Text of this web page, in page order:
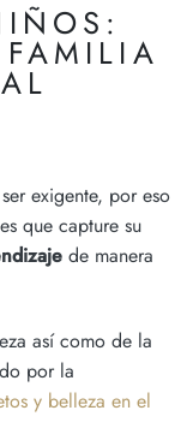
exigente, por eso
que capture su
de manera
así como de la
por la
y belleza en el